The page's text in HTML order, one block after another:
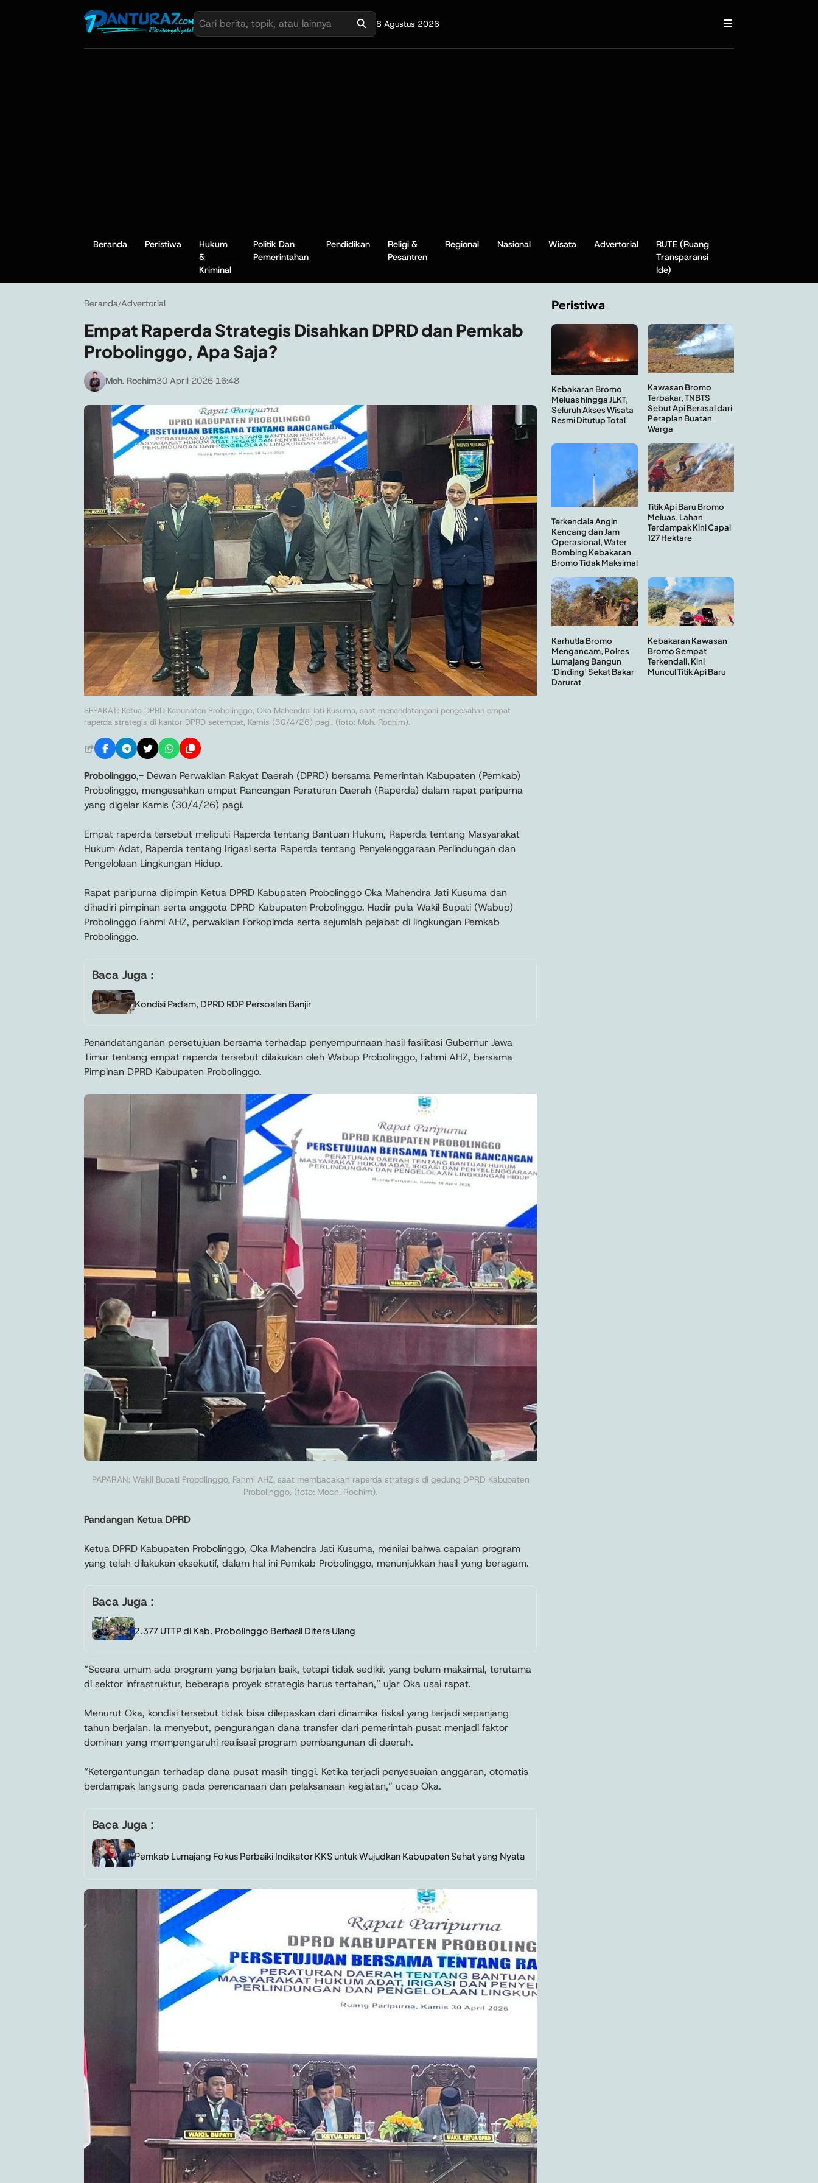
8 Agustus 2026
Beranda Peristiwa
Hukum
&
Kriminal
Politik Dan
Pemerintahan
Pendidikan
Religi &
Pesantren
Regional Nasional Wisata Advertorial
RUTE (Ruang
Transparansi
Ide)
Beranda/Advertorial
Empat Raperda Strategis Disahkan DPRD dan Pemkab
Probolinggo, Apa Saja?
Moh. Rochim30 April 2026 16:48
SEPAKAT: Ketua DPRD Kabupaten Probolinggo, Oka Mahendra Jati Kusuma, saat menandatangani pengesahan empat
raperda strategis di kantor DPRD setempat, Kamis (30/4/26) pagi. (foto: Moh. Rochim).
Probolinggo,- Dewan Perwakilan Rakyat Daerah (DPRD) bersama Pemerintah Kabupaten (Pemkab)
Probolinggo, mengesahkan empat Rancangan Peraturan Daerah (Raperda) dalam rapat paripurna
yang digelar Kamis (30/4/26) pagi.
Empat raperda tersebut meliputi Raperda tentang Bantuan Hukum, Raperda tentang Masyarakat
Hukum Adat, Raperda tentang Irigasi serta Raperda tentang Penyelenggaraan Perlindungan dan
Pengelolaan Lingkungan Hidup.
Rapat paripurna dipimpin Ketua DPRD Kabupaten Probolinggo Oka Mahendra Jati Kusuma dan
dihadiri pimpinan serta anggota DPRD Kabupaten Probolinggo. Hadir pula Wakil Bupati (Wabup)
Probolinggo Fahmi AHZ, perwakilan Forkopimda serta sejumlah pejabat di lingkungan Pemkab
Probolinggo.
Baca Juga :
Kondisi Padam, DPRD RDP Persoalan Banjir
Penandatanganan persetujuan bersama terhadap penyempurnaan hasil fasilitasi Gubernur Jawa
Timur tentang empat raperda tersebut dilakukan oleh Wabup Probolinggo, Fahmi AHZ, bersama
Pimpinan DPRD Kabupaten Probolinggo.
PAPARAN: Wakil Bupati Probolinggo, Fahmi AHZ, saat membacakan raperda strategis di gedung DPRD Kabupaten
Probolinggo. (foto: Moch. Rochim).
Pandangan Ketua DPRD
Ketua DPRD Kabupaten Probolinggo, Oka Mahendra Jati Kusuma, menilai bahwa capaian program
yang telah dilakukan eksekutif, dalam hal ini Pemkab Probolinggo, menunjukkan hasil yang beragam.
Baca Juga :
2.377 UTTP di Kab. Probolinggo Berhasil Ditera Ulang
“Secara umum ada program yang berjalan baik, tetapi tidak sedikit yang belum maksimal, terutama
di sektor infrastruktur, beberapa proyek strategis harus tertahan,” ujar Oka usai rapat.
Menurut Oka, kondisi tersebut tidak bisa dilepaskan dari dinamika fiskal yang terjadi sepanjang
tahun berjalan. Ia menyebut, pengurangan dana transfer dari pemerintah pusat menjadi faktor
dominan yang mempengaruhi realisasi program pembangunan di daerah.
“Ketergantungan terhadap dana pusat masih tinggi. Ketika terjadi penyesuaian anggaran, otomatis
berdampak langsung pada perencanaan dan pelaksanaan kegiatan,” ucap Oka.
Baca Juga :
Pemkab Lumajang Fokus Perbaiki Indikator KKS untuk Wujudkan Kabupaten Sehat yang Nyata
Peristiwa
Kebakaran Bromo
Meluas hingga JLKT,
Seluruh Akses Wisata
Resmi Ditutup Total
Kawasan Bromo
Terbakar, TNBTS
Sebut Api Berasal dari
Perapian Buatan
Warga
Terkendala Angin
Kencang dan Jam
Operasional, Water
Bombing Kebakaran
Bromo Tidak Maksimal
Titik Api Baru Bromo
Meluas, Lahan
Terdampak Kini Capai
127 Hektare
Karhutla Bromo
Mengancam, Polres
Lumajang Bangun
‘Dinding’ Sekat Bakar
Darurat
Kebakaran Kawasan
Bromo Sempat
Terkendali, Kini
Muncul Titik Api Baru